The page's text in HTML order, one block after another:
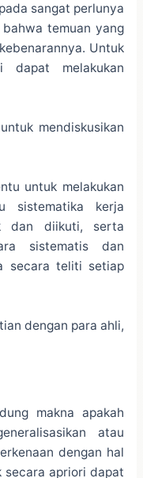
sangat perlunya
temuan yang
Untuk
dapat melakukan
mendiskusikan
untuk melakukan
sistematika kerja
dan diikuti, serta
sistematis dan
secara teliti setiap
dengan para ahli,
makna apakah
atau
dengan hal
apriori dapat